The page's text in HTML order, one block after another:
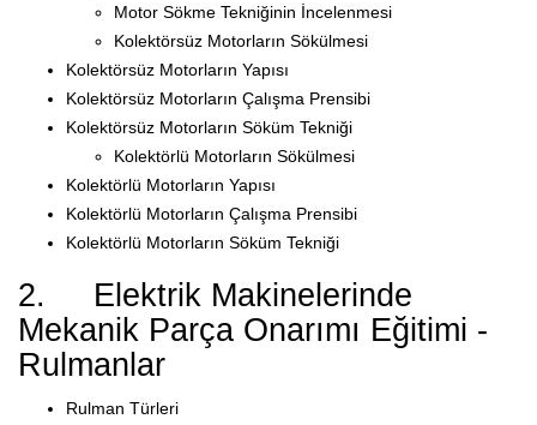
Motor Sökme Tekniğinin İncelenmesi
Kolektörsüz Motorların Sökülmesi
Kolektörsüz Motorların Yapısı
Kolektörsüz Motorların Çalışma Prensibi
Kolektörsüz Motorların Söküm Tekniği
Kolektörlü Motorların Sökülmesi
Kolektörlü Motorların Yapısı
Kolektörlü Motorların Çalışma Prensibi
Kolektörlü Motorların Söküm Tekniği
2. Elektrik Makinelerinde
Mekanik Parça Onarımı Eğitimi -
Rulmanlar
Rulman Türleri